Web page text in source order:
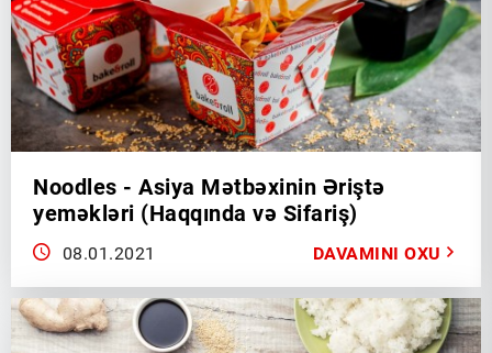
Noodles - Asiya Mətbəxinin Əriştə
yeməkləri (Haqqında və Sifariş)
08.01.2021 DAVAMINI OXU